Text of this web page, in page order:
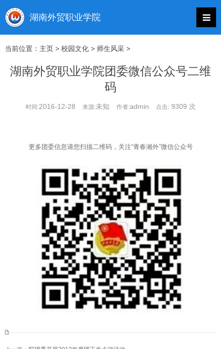
当前位置： 主页 > 校园文化 > 师生风采 >
湖南外贸职业学院团委微信公众号二维
码
时间:2016-12-28 来源:未知 作者:admin 点击: 9309 次
更多团委信息请您扫描二维码，关注“青春湘外”微信公众号